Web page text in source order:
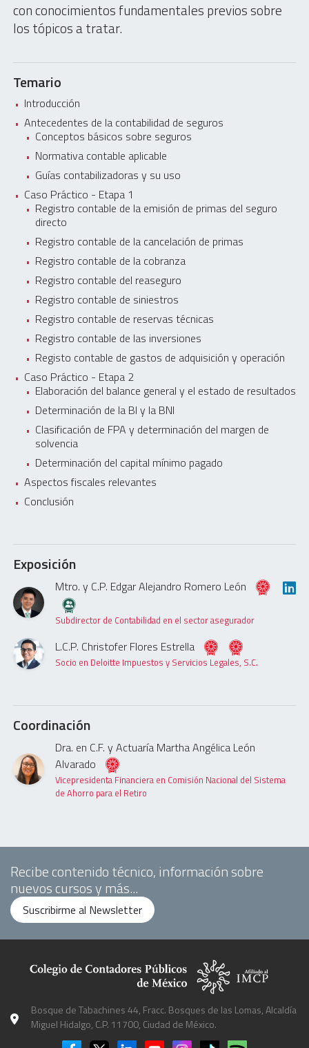
con conocimientos fundamentales previos sobre
los tópicos a tratar.
Temario
Introducción
Antecedentes de la contabilidad de seguros
Conceptos básicos sobre seguros
Normativa contable aplicable
Guías contabilizadoras y su uso
Caso Práctico - Etapa 1
Registro contable de la emisión de primas del seguro
directo
Registro contable de la cancelación de primas
Registro contable de la cobranza
Registro contable del reaseguro
Registro contable de siniestros
Registro contable de reservas técnicas
Registro contable de las inversiones
Registo contable de gastos de adquisición y operación
Caso Práctico - Etapa 2
Elaboración del balance general y el estado de resultados
Determinación de la BI y la BNI
Clasificación de FPA y determinación del margen de
solvencia
Determinación del capital mínimo pagado
Aspectos fiscales relevantes
Conclusión
Exposición
Mtro. y C.P. Edgar Alejandro Romero León
Subdirector de Contabilidad en el sector asegurador
L.C.P. Christofer Flores Estrella
Socio en Deloitte Impuestos y Servicios Legales, S.C.
Coordinación
Dra. en C.F. y Actuaría Martha Angélica León
Alvarado
Vicepresidenta Financiera en Comisión Nacional del Sistema
de Ahorro para el Retiro
Recibe contenido técnico, información sobre
nuevos cursos y más...
Suscribirme al Newsletter
Bosque de Tabachines 44, Fracc. Bosques de las Lomas, Alcaldía
Miguel Hidalgo, C.P. 11700, Ciudad de México.